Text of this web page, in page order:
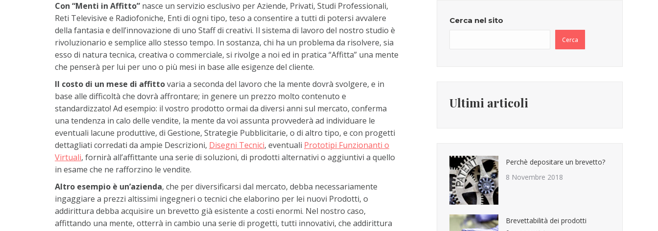
Con “Menti in Affitto” nasce un servizio esclusivo per Aziende, Privati, Studi Professionali,
Reti Televisive e Radiofoniche, Enti di ogni tipo, teso a consentire a tutti di potersi avvalere
della fantasia e dell’innovazione di uno Staff di creativi. Il sistema di lavoro del nostro studio è
rivoluzionario e semplice allo stesso tempo. In sostanza, chi ha un problema da risolvere, sia
esso di natura tecnica, creativa o commerciale, si rivolge a noi ed in pratica “Affitta” una mente
che penserà per lui per uno o più mesi in base alle esigenze del cliente.
Il costo di un mese di affittovaria a seconda del lavoro che la mente dovrà svolgere, e in
base alle difficoltà che dovrà affrontare; in genere un prezzo molto contenuto e
standardizzato! Ad esempio: il vostro prodotto ormai da diversi anni sul mercato, conferma
una tendenza in calo delle vendite, la mente da voi assunta provvederà ad individuare le
eventuali lacune produttive, di Gestione, Strategie Pubblicitarie, o di altro tipo, e con progetti
dettagliati corredati da ampie Descrizioni, Disegni Tecnici, eventuali Prototipi Funzionanti o
Virtuali, fornirà all’affittante una serie di soluzioni, di prodotti alternativi o aggiuntivi a quello
in esame che ne rafforzino le vendite.
Altro esempio è un’azienda, che per diversificarsi dal mercato, debba necessariamente
ingaggiare a prezzi altissimi ingegneri o tecnici che elaborino per lei nuovi Prodotti, o
addirittura debba acquisire un brevetto già esistente a costi enormi. Nel nostro caso,
affittando una mente, otterrà in cambio una serie di progetti, tutti innovativi, che addirittura
Cerca nel sito
Cerca
Ultimi articoli
Perchè depositare un brevetto?
8 Novembre 2018
Brevettabilità dei prodotti